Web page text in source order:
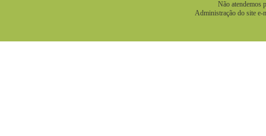
Não atendemos
Administração do site